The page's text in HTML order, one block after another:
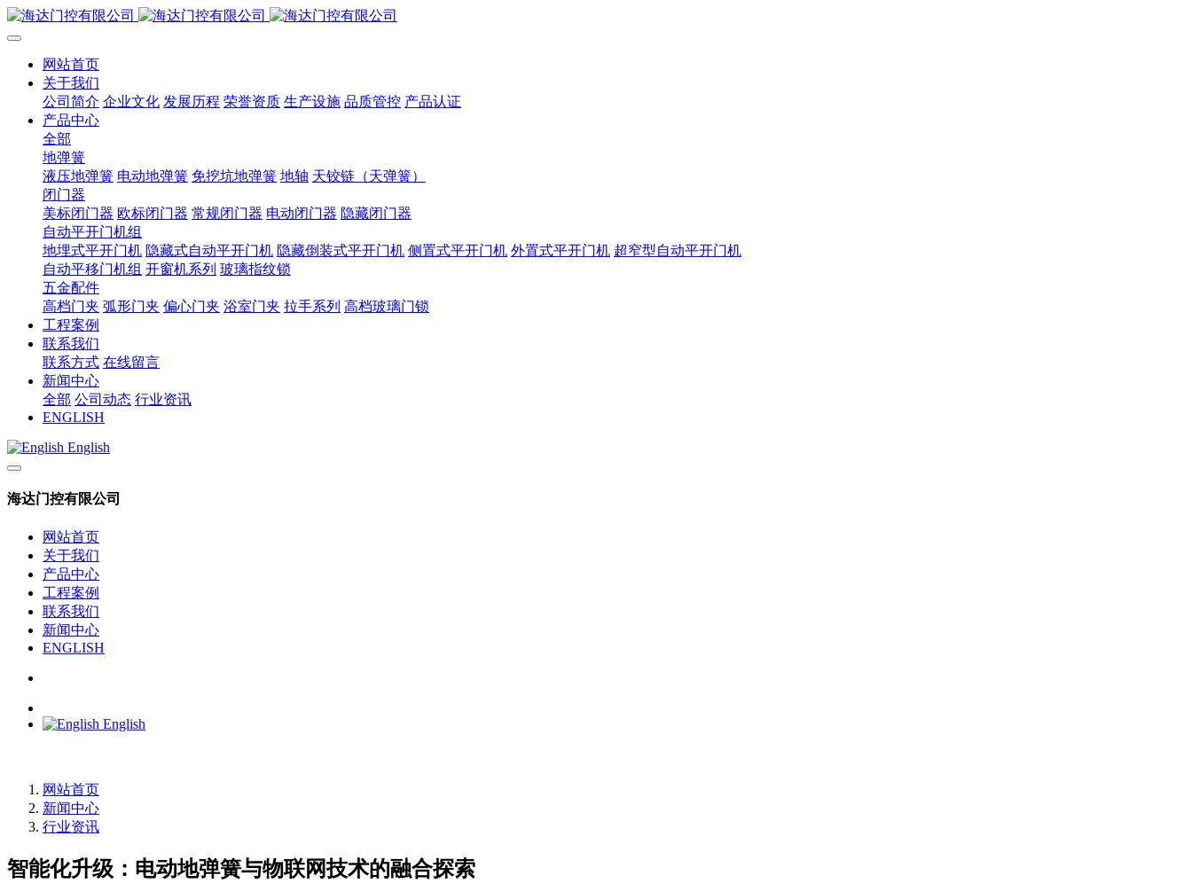
网站首页
关于我们
公司简介 企业文化 发展历程 荣誉资质 生产设施 品质管控 产品认证
产品中心
全部
地弹簧
液压地弹簧 电动地弹簧 免挖坑地弹簧 地轴 天铰链（天弹簧）
闭门器
美标闭门器 欧标闭门器 常规闭门器 电动闭门器 隐藏闭门器
自动平开门机组
地埋式平开门机 隐藏式自动平开门机 隐藏倒装式平开门机 侧置式平开门机 外置式平开门机 超窄型自动平开门机
自动平移门机组 开窗机系列 玻璃指纹锁
五金配件
高档门夹 弧形门夹 偏心门夹 浴室门夹 拉手系列 高档玻璃门锁
工程案例
联系我们
联系方式 在线留言
新闻中心
全部 公司动态 行业资讯
ENGLISH
English
海达门控有限公司
网站首页
关于我们
产品中心
工程案例
联系我们
新闻中心
ENGLISH
English
网站首页
新闻中心
行业资讯
智能化升级：电动地弹簧与物联网技术的融合探索